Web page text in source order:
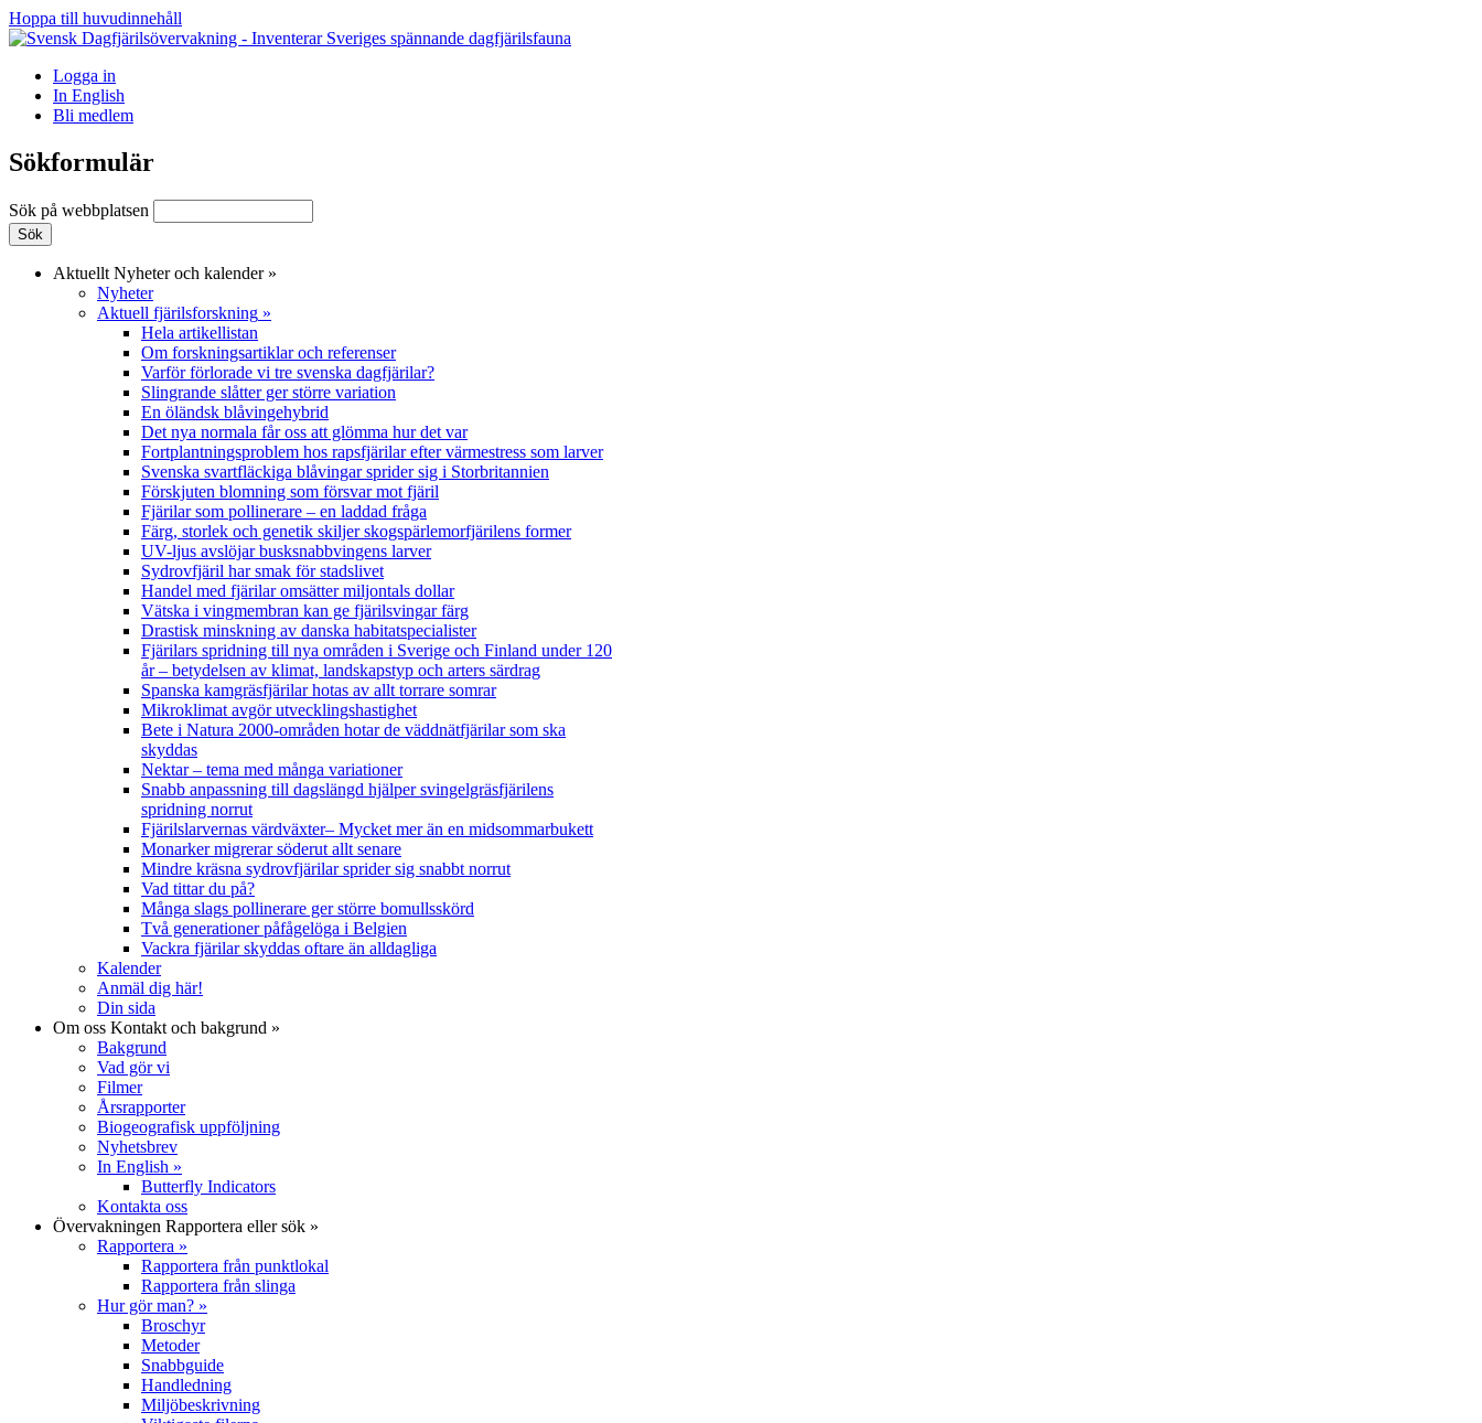
Hoppa till huvudinnehåll
Logga in
In English
Bli medlem
Sökformulär
Sök på webbplatsen
Aktuellt Nyheter och kalender»
Nyheter
Aktuell fjärilsforskning »
Hela artikellistan
Om forskningsartiklar och referenser
Varför förlorade vi tre svenska dagfjärilar?
Slingrande slåtter ger större variation
En öländsk blåvingehybrid
Det nya normala får oss att glömma hur det var
Fortplantningsproblem hos rapsfjärilar efter värmestress som larver
Svenska svartfläckiga blåvingar sprider sig i Storbritannien
Förskjuten blomning som försvar mot fjäril
Fjärilar som pollinerare – en laddad fråga
Färg, storlek och genetik skiljer skogspärlemorfjärilens former
UV-ljus avslöjar busksnabbvingens larver
Sydrovfjäril har smak för stadslivet
Handel med fjärilar omsätter miljontals dollar
Vätska i vingmembran kan ge fjärilsvingar färg
Drastisk minskning av danska habitatspecialister
Fjärilars spridning till nya områden i Sverige och Finland under 120
år– betydelsen av klimat, landskapstyp och arters särdrag
Spanska kamgräsfjärilar hotas av allt torrare somrar
Mikroklimat avgör utvecklingshastighet
Bete i Natura 2000-områden hotar de väddnätfjärilar som ska
skyddas
Nektar – tema med många variationer
Snabb anpassning till dagslängd hjälper svingelgräsfjärilens
spridning norrut
Fjärilslarvernas värdväxter– Mycket mer än en midsommarbukett
Monarker migrerar söderut allt senare
Mindre kräsna sydrovfjärilar sprider sig snabbt norrut
Vad tittar du på?
Många slags pollinerare ger större bomullsskörd
Två generationer påfågelöga i Belgien
Vackra fjärilar skyddas oftare än alldagliga
Kalender
Anmäl dig här!
Din sida
Om oss Kontakt och bakgrund »
Bakgrund
Vad gör vi
Filmer
Årsrapporter
Biogeografisk uppföljning
Nyhetsbrev
In English »
Butterfly Indicators
Kontakta oss
Övervakningen Rapportera eller sök »
Rapportera »
Rapportera från punktlokal
Rapportera från slinga
Hur gör man? »
Broschyr
Metoder
Snabbguide
Handledning
Miljöbeskrivning